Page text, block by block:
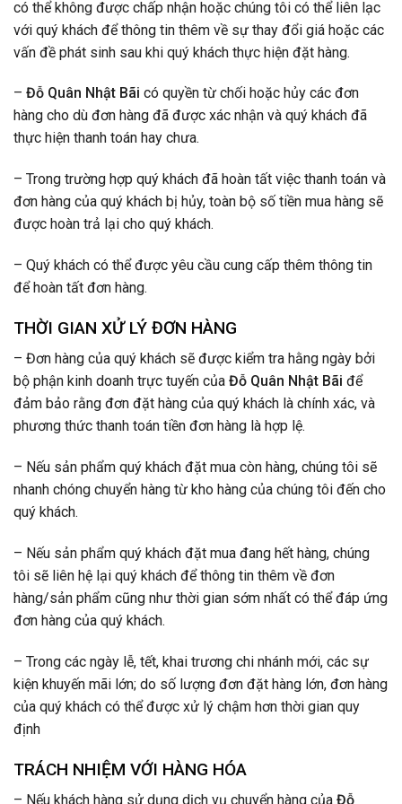
có thể không được chấp nhận hoặc chúng tôi có thể liên lạc
với quý khách để thông tin thêm về sự thay đổi giá hoặc các
vấn đề phát sinh sau khi quý khách thực hiện đặt hàng.
– Đỗ Quân Nhật Bãi có quyền từ chối hoặc hủy các đơn
hàng cho dù đơn hàng đã được xác nhận và quý khách đã
thực hiện thanh toán hay chưa.
– Trong trường hợp quý khách đã hoàn tất việc thanh toán và
đơn hàng của quý khách bị hủy, toàn bộ số tiền mua hàng sẽ
được hoàn trả lại cho quý khách.
– Quý khách có thể được yêu cầu cung cấp thêm thông tin
để hoàn tất đơn hàng.
THỜI GIAN XỬ LÝ ĐƠN HÀNG
– Đơn hàng của quý khách sẽ được kiểm tra hằng ngày bởi
bộ phận kinh doanh trực tuyến của Đỗ Quân Nhật Bãi để
đảm bảo rằng đơn đặt hàng của quý khách là chính xác, và
phương thức thanh toán tiền đơn hàng là hợp lệ.
– Nếu sản phẩm quý khách đặt mua còn hàng, chúng tôi sẽ
nhanh chóng chuyển hàng từ kho hàng của chúng tôi đến cho
quý khách.
– Nếu sản phẩm quý khách đặt mua đang hết hàng, chúng
tôi sẽ liên hệ lại quý khách để thông tin thêm về đơn
hàng/sản phẩm cũng như thời gian sớm nhất có thể đáp ứng
đơn hàng của quý khách.
– Trong các ngày lễ, tết, khai trương chi nhánh mới, các sự
kiện khuyến mãi lớn; do số lượng đơn đặt hàng lớn, đơn hàng
của quý khách có thể được xử lý chậm hơn thời gian quy
định
TRÁCH NHIỆM VỚI HÀNG HÓA
– Nếu khách hàng sử dụng dịch vụ chuyển hàng của Đỗ